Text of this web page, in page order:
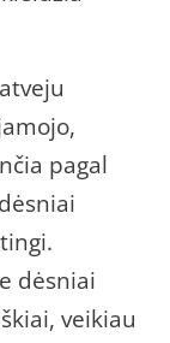
pagal
dėsniai
veikiau